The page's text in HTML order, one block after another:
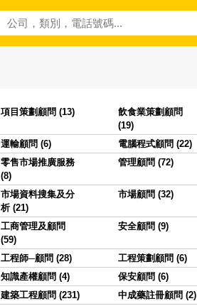
項目策劃顧問 (13)
飲食業策劃顧問
(19)
運輸顧問 (6)
電腦程式顧問 (22)
零售市場推廣服務
(8)
管理顧問 (72)
市場資料搜集及分
析 (21)
市場顧問 (32)
工商管理及顧問
(59)
安全顧問 (9)
工程師─顧問 (28)
工程策劃顧問 (6)
知識產權顧問 (4)
保安顧問 (6)
建築工程顧問 (231)
中成藥註冊顧問 (2)